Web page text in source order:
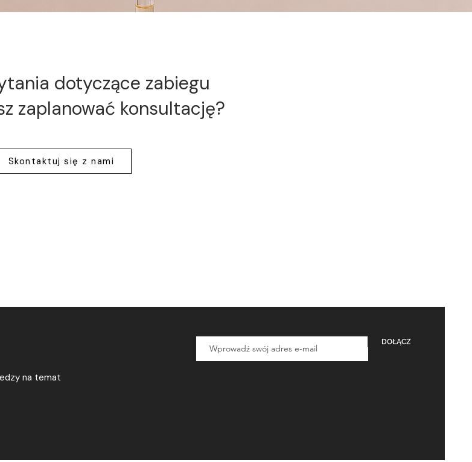
dotyczące zabiegu
zaplanować konsultację?
Skontaktuj się z nami
na temat
DOŁĄCZ